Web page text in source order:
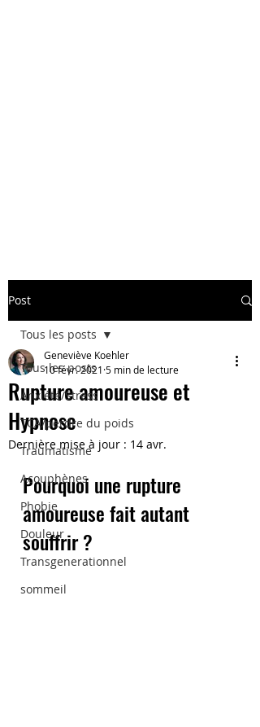
Post
Tous les posts
Anxiété/Stress
TCA/perdre du poids
Traumatisme
Acouphènes
Phobie
Douleur
Transgenerationnel
sommeil
Tous les posts
Rupture amoureuse et
Hypnose
Geneviève Koehler
10 févr. 2021 5 min de lecture
Dernière mise à jour : 14 avr.
Pourquoi une rupture
amoureuse fait autant
souffrir ?